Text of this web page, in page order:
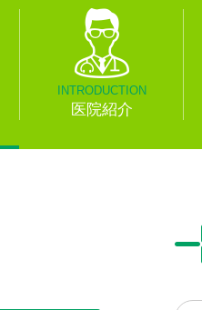
INTRODUCTION
医院紹介